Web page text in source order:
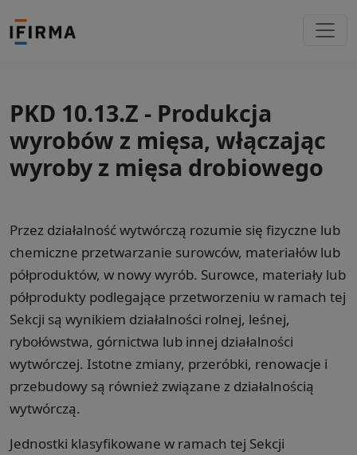
PKD 10.13.Z - Produkcja
wyrobów z mięsa, włączając
wyroby z mięsa drobiowego
Przez działalność wytwórczą rozumie się fizyczne lub
chemiczne przetwarzanie surowców, materiałów lub
półproduktów, w nowy wyrób. Surowce, materiały lub
półprodukty podlegające przetworzeniu w ramach tej
Sekcji są wynikiem działalności rolnej, leśnej,
rybołówstwa, górnictwa lub innej działalności
wytwórczej. Istotne zmiany, przeróbki, renowacje i
przebudowy są również związane z działalnością
wytwórczą.
Jednostki klasyfikowane w ramach tej Sekcji